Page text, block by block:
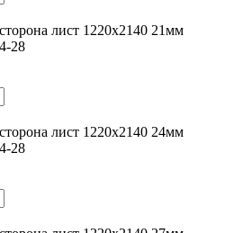
лист 1220х2140 21мм
28
лист 1220х2140 24мм
28